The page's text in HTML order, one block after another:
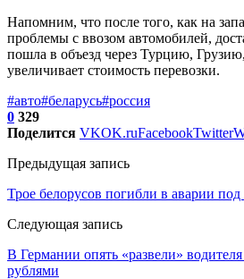
Напомним, что после того, как на
проблемы с ввозом автомобилей,
пошла в объезд через Турцию,
увеличивает стоимость перевозки.
#авто#беларусь#россия
0 329
Поделится VKOK.ruFacebookTwitter
Предыдущая запись
Трое белорусов погибли в аварии
Следующая запись
В Германии опять «развели»
рублями